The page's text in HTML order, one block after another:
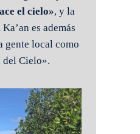
el cielo», y la
es además
gente local como
del Cielo».